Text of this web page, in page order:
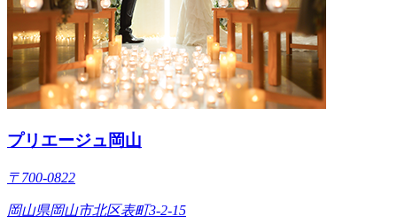
プリエージュ岡山
〒700-0822
岡山県岡山市北区表町3-2-15